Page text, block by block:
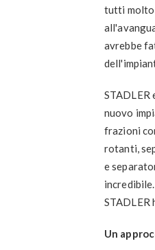
tutti molto
avrebbe
nuovo
frazioni
rotanti,
e
STADLER
Un